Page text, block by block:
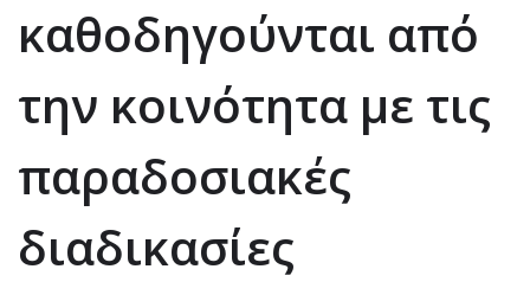
καθοδηγούνται από
την κοινότητα με τις
παραδοσιακές
διαδικασίες